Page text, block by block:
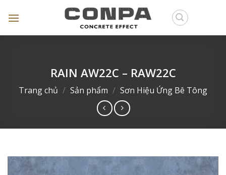
RAIN AW22C – RAW22C
Trang chủ / Sản phẩm / Sơn Hiệu Ứng Bê Tông